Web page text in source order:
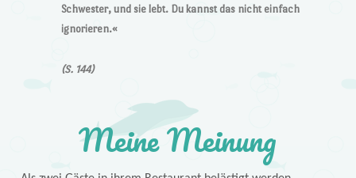
Schwester, und sie lebt. Du kannst das nicht einfach
ignorieren.«
(S. 144)
Meine Meinung